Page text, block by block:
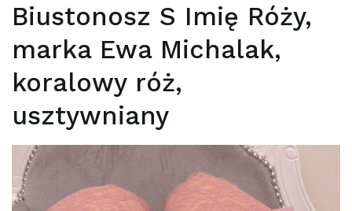
Biustonosz S Imię Róży,
marka Ewa Michalak,
koralowy róż,
usztywniany